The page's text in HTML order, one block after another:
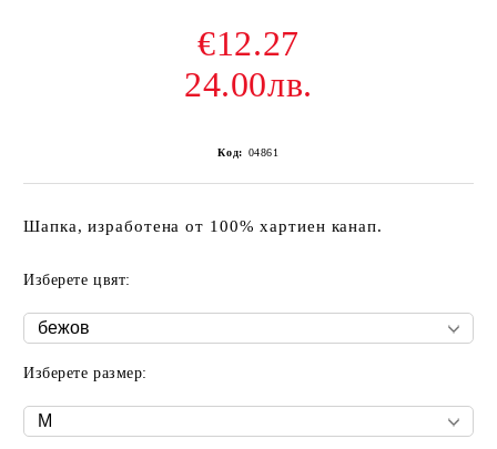
€12.27
24.00лв.
Код: 04861
Шапка, изработена от 100% хартиен канап.
Изберете цвят:
Изберете размер: